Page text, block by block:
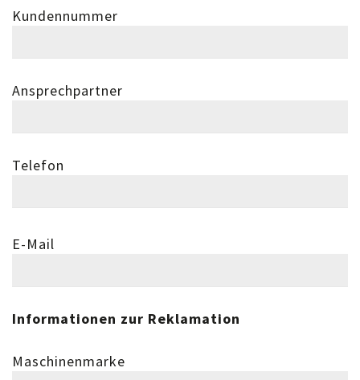
Kundennummer
Ansprechpartner
Telefon
E-Mail
Informationen zur Reklamation
Maschinenmarke